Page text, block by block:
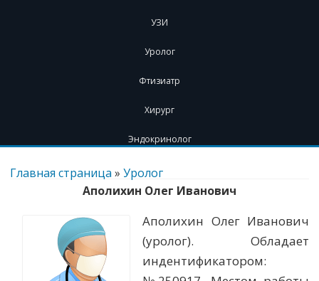
УЗИ
Уролог
Фтизиатр
Хирург
Эндокринолог
Перейти
содержимому
Главная страница » Уролог
Аполихин Олег Иванович
Аполихин Олег Иванович
(уролог). Обладает
индентификатором: